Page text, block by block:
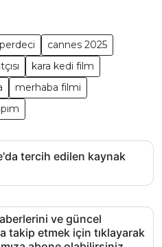
cannes 2025
kara kedi film
merhaba filmi
tercih edilen kaynak
ve güncel
takip etmek için tıklayarak